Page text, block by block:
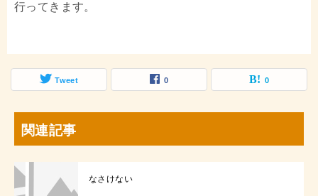
行ってきます。
Tweet 0 0
関連記事
なさけない